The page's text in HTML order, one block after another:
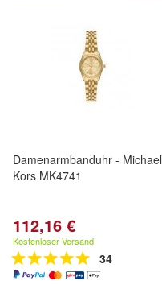
Damenarmbanduhr - Michael
Kors MK4741
112,16 €
Kostenloser Versand
34